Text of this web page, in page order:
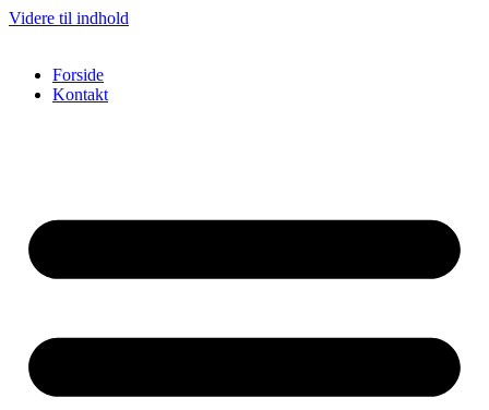
Videre til indhold
Forside
Kontakt